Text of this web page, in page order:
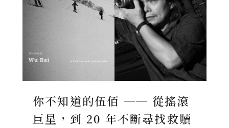
你不知道的伍佰 ── 從搖滾
巨星，到 20 年不斷尋找救贖